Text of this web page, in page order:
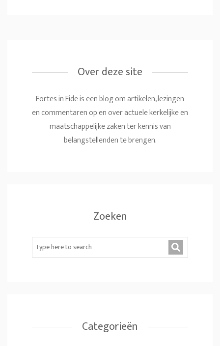
Over deze site
Fortes in Fide is een blog om artikelen, lezingen
en commentaren op en over actuele kerkelijke en
maatschappelijke zaken ter kennis van
belangstellenden te brengen.
Zoeken
Categorieën